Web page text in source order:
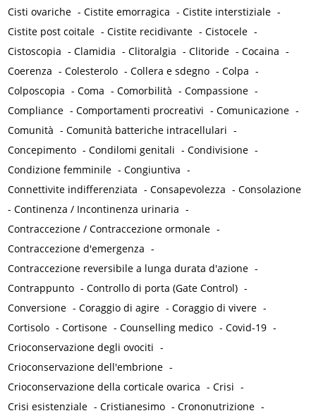
Cisti ovariche -Cistite emorragica -Cistite interstiziale -
Cistite post coitale -Cistite recidivante -Cistocele -
Cistoscopia -Clamidia -Clitoralgia -Clitoride -Cocaina -
Coerenza -Colesterolo -Collera e sdegno -Colpa -
Colposcopia -Coma -Comorbilità -Compassione -
Compliance -Comportamenti procreativi -Comunicazione -
Comunità -Comunità batteriche intracellulari -
Concepimento -Condilomi genitali -Condivisione -
Condizione femminile -Congiuntiva -
Connettivite indifferenziata -Consapevolezza -Consolazione
-Continenza / Incontinenza urinaria -
Contraccezione / Contraccezione ormonale -
Contraccezione d'emergenza -
Contraccezione reversibile a lunga durata d'azione -
Contrappunto -Controllo di porta (Gate Control) -
Conversione -Coraggio di agire -Coraggio di vivere -
Cortisolo -Cortisone -Counselling medico -Covid-19 -
Crioconservazione degli ovociti -
Crioconservazione dell'embrione -
Crioconservazione della corticale ovarica -Crisi -
Crisi esistenziale -Cristianesimo -Crononutrizione -